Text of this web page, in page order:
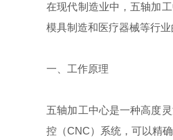
在现代制造业中，五轴加
模具制造和医疗器械等行业
一、工作原理
五轴加工中心是一种高度
控（CNC）系统，可以精